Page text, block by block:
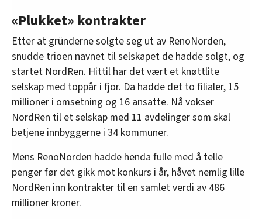
«Plukket» kontrakter
Etter at gründerne solgte seg ut av RenoNorden,
snudde trioen navnet til selskapet de hadde solgt, og
startet NordRen. Hittil har det vært et knøttlite
selskap med toppår i fjor. Da hadde det to filialer, 15
millioner i omsetning og 16 ansatte. Nå vokser
NordRen til et selskap med 11 avdelinger som skal
betjene innbyggerne i 34 kommuner.
Mens RenoNorden hadde henda fulle med å telle
penger før det gikk mot konkurs i år, håvet nemlig lille
NordRen inn kontrakter til en samlet verdi av 486
millioner kroner.